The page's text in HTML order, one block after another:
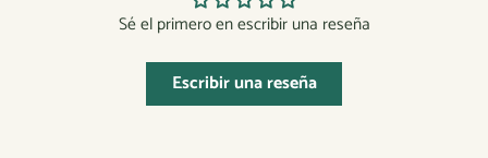
Sé el primero en escribir una reseña
Escribir una reseña